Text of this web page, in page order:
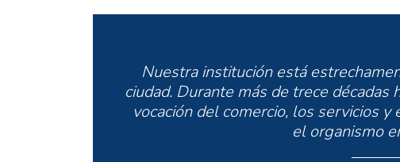
Nuestra institución está
ciudad. Durante más de trece
vocación del comercio, los servicios y
el organismo